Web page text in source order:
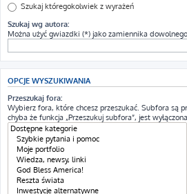
Szukaj któregokolwiek z wyrażeń
Szukaj wg autora:
Można użyć gwiazdki (*) jako zamiennika
OPCJE WYSZUKIWANIA
Przeszukaj fora:
Wybierz fora, które chcesz przeszukać. Subfora są
chyba że funkcja „Przeszukuj subfora”, jest